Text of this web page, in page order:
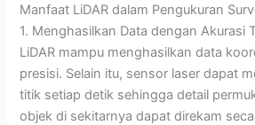
Manfaat LiDAR dalam Pengukuran
1. Menghasilkan Data dengan Akurasi
LiDAR mampu menghasilkan data
presisi. Selain itu, sensor laser dapat
titik setiap detik sehingga detail
objek di sekitarnya dapat direkam